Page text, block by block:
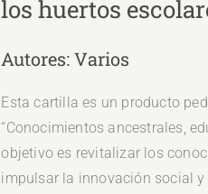
los huertos
Autores: Varios
Esta cartilla es un producto
“Conocimientos ancestrales,
objetivo es revitalizar los
impulsar la innovación social